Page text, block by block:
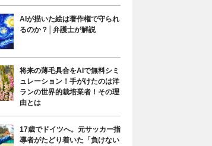
AIが描いた絵は著作権で守られ
るのか？│弁護士が解説
将来の薄毛具合をAIで無料シミ
ュレーション！手がけたのは洋
ランの世界的栽培業者！その理
由とは
17歳でドイツへ。元サッカー指
導者がたどり着いた「負けない